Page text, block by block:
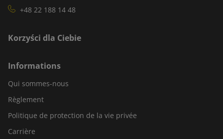
+48 22 188 14 48
Korzyści dla Ciebie
Informations
Qui sommes-nous
Règlement
Politique de protection de la vie privée
Carrière